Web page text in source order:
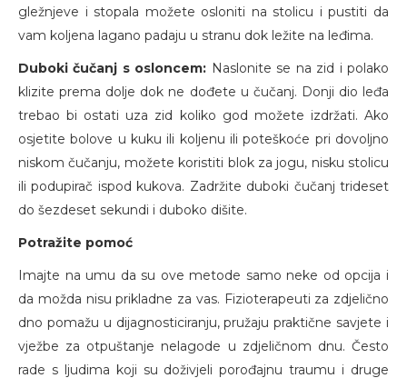
gležnjeve i stopala možete osloniti na stolicu i pustiti da
vam koljena lagano padaju u stranu dok ležite na leđima.
Duboki čučanj s osloncem: Naslonite se na zid i polako
klizite prema dolje dok ne dođete u čučanj. Donji dio leđa
trebao bi ostati uza zid koliko god možete izdržati. Ako
osjetite bolove u kuku ili koljenu ili poteškoće pri dovoljno
niskom čučanju, možete koristiti blok za jogu, nisku stolicu
ili podupirač ispod kukova. Zadržite duboki čučanj trideset
do šezdeset sekundi i duboko dišite.
Potražite pomoć
Imajte na umu da su ove metode samo neke od opcija i
da možda nisu prikladne za vas. Fizioterapeuti za zdjelično
dno pomažu u dijagnosticiranju, pružaju praktične savjete i
vježbe za otpuštanje nelagode u zdjeličnom dnu. Često
rade s ljudima koji su doživjeli porođajnu traumu i druge